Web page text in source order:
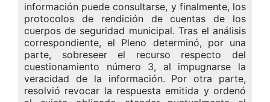
información puede consultarse, y finalmente, los
protocolos de rendición de cuentas de los
cuerpos de seguridad municipal. Tras el análisis
correspondiente, el Pleno determinó, por una
parte, sobreseer el recurso respecto del
cuestionamiento número 3, al impugnarse la
veracidad de la información. Por otra parte,
resolvió revocar la respuesta emitida y ordenó